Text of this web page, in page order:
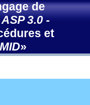
de
ASP 3.0-
et
MID»